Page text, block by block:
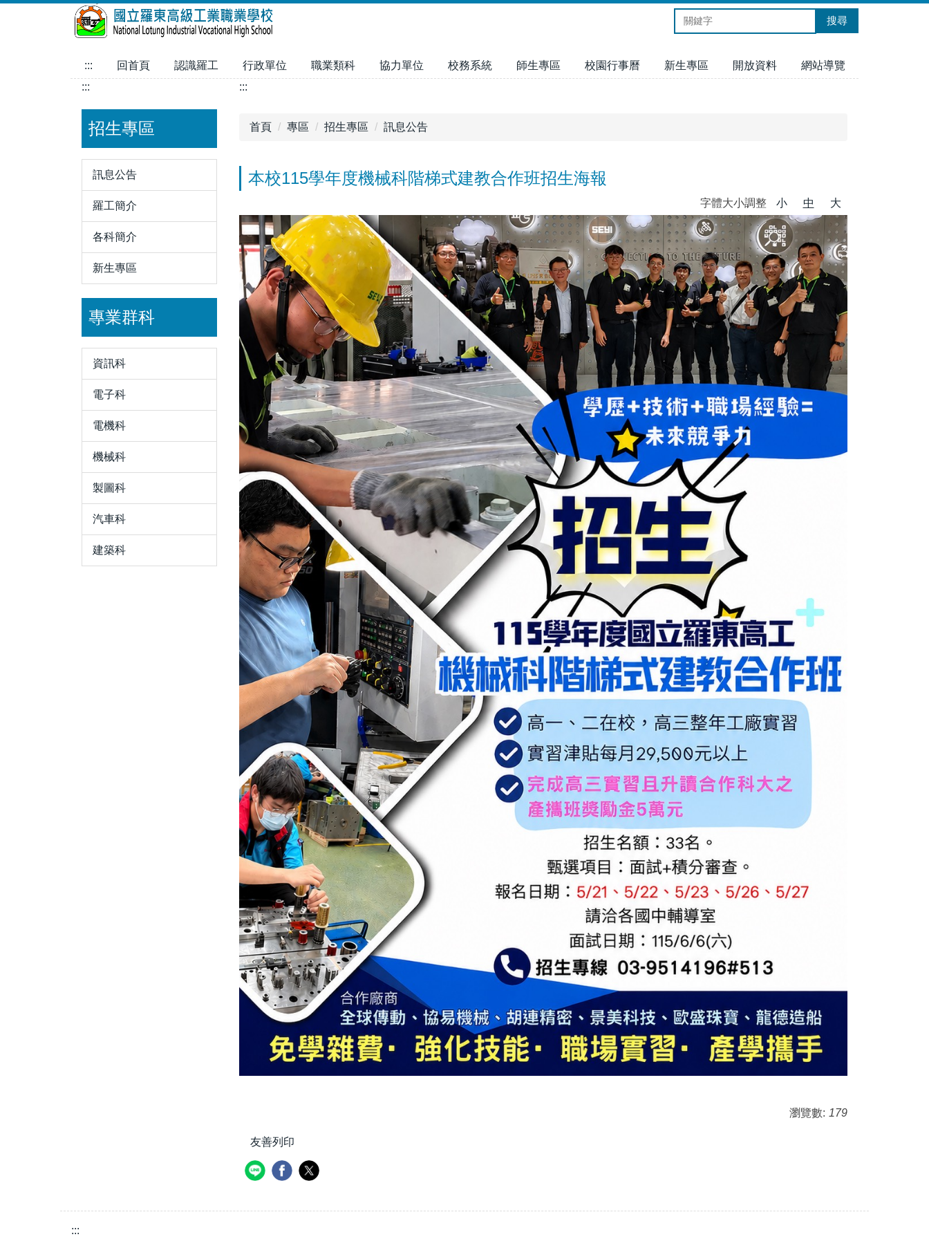
搜尋
::: 回首頁 認識羅工 行政單位 職業類科 協力單位 校務系統 師生專區 校園行事曆 新生專區 開放資料
網站導覽
:::
招生專區
訊息公告
羅工簡介
各科簡介
新生專區
專業群科
資訊科
電子科
電機科
機械科
製圖科
汽車科
建築科
:::
首頁 專區 招生專區 訊息公告
本校115學年度機械科階梯式建教合作班招生海報
字體大小調整 小 中 大
瀏覽數: 179
友善列印
:::